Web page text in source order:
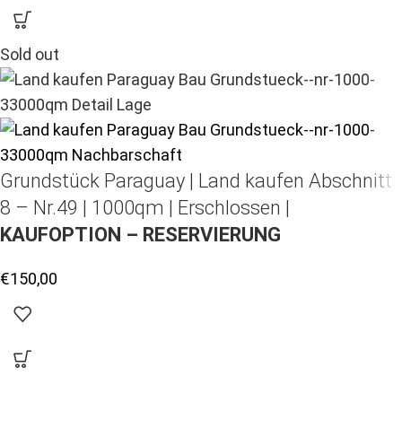
Sold out
Grundstück Paraguay | Land kaufen Abschnitt
8 – Nr.49 | 1000qm | Erschlossen |
KAUFOPTION – RESERVIERUNG
€150,00